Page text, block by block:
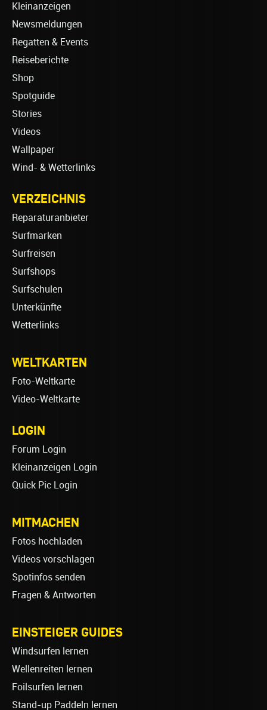
Kleinanzeigen
Newsmeldungen
Regatten & Events
Reiseberichte
Shop
Spotguide
Stories
Videos
Wallpaper
Wind- & Wetterlinks
VERZEICHNIS
Reparaturanbieter
Surfmarken
Surfreisen
Surfshops
Surfschulen
Unterkünfte
Wetterlinks
WELTKARTEN
Foto-Weltkarte
Video-Weltkarte
LOGIN
Forum Login
Kleinanzeigen Login
Quick Pic Login
MITMACHEN
Fotos hochladen
Videos vorschlagen
Spotinfos senden
Fragen & Antworten
EINSTEIGER GUIDES
Windsurfen lernen
Wellenreiten lernen
Foilsurfen lernen
Stand-up Paddeln lernen